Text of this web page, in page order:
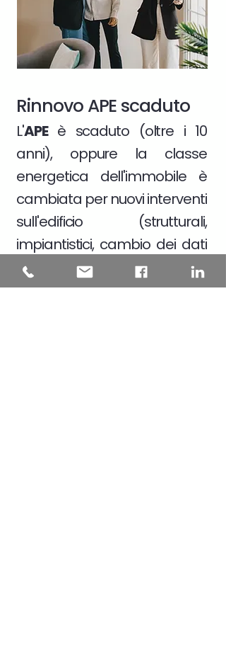
Rinnovo APE scaduto
L'APEè scaduto (oltre i 10
anni), oppure la classe
energetica dell'immobile è
cambiata per nuovi interventi
sull'edificio (strutturali,
impiantistici, cambio dei dati
catastali)